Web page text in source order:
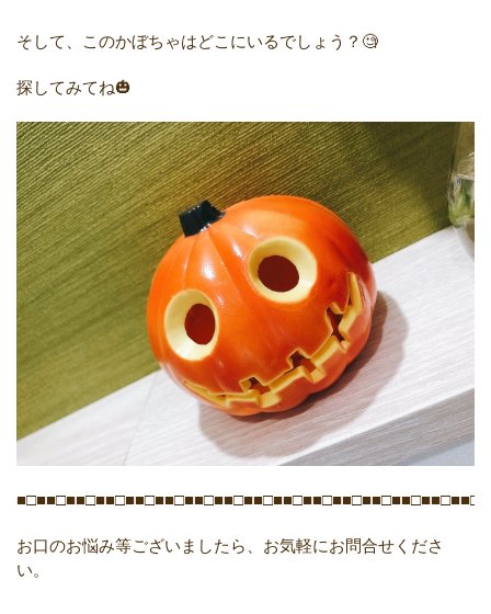
そして、このかぼちゃはどこにいるでしょう？🧐
探してみてね🎃
お口のお悩み等ございましたら、お気軽にお問合せくださ
い。